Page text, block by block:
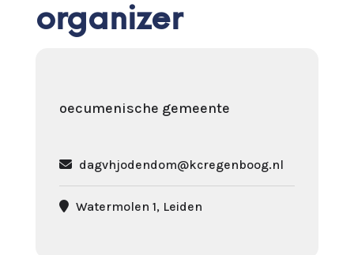
organizer
oecumenische gemeente
dagvhjodendom@kcregenboog.nl
Watermolen 1, Leiden